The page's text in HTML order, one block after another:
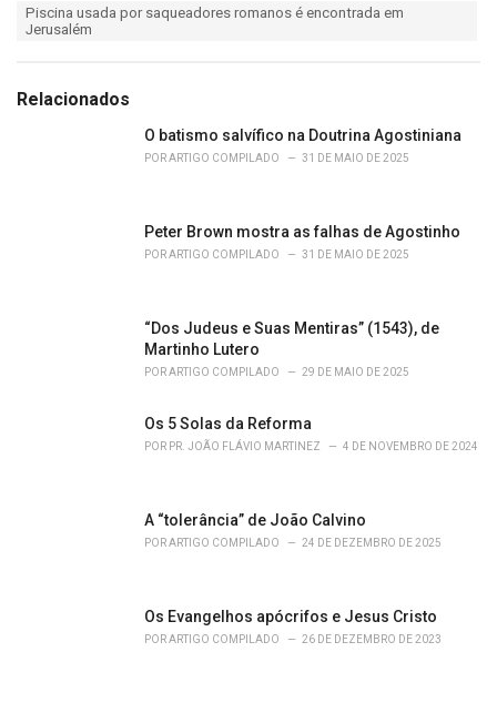
r
:
Piscina usada por saqueadores romanos é encontrada em
Jerusalém
Relacionados
O batismo salvífico na Doutrina Agostiniana
PORARTIGO COMPILADO 31 DE MAIO DE 2025
Peter Brown mostra as falhas de Agostinho
PORARTIGO COMPILADO 31 DE MAIO DE 2025
“Dos Judeus e Suas Mentiras” (1543), de
Martinho Lutero
PORARTIGO COMPILADO 29 DE MAIO DE 2025
Os 5 Solas da Reforma
POR PR. JOÃO FLÁVIO MARTINEZ 4 DE NOVEMBRO DE 2024
A “tolerância” de João Calvino
PORARTIGO COMPILADO 24 DE DEZEMBRO DE 2025
Os Evangelhos apócrifos e Jesus Cristo
PORARTIGO COMPILADO 26 DE DEZEMBRO DE 2023